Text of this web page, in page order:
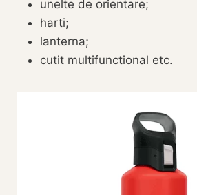
unelte de orientare;
harti;
lanterna;
cutit multifunctional etc.